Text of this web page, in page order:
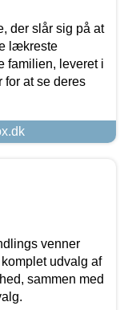
der slår sig på at
lækreste
familien, leveret i
for at se deres
venner
udvalg af
sammen med